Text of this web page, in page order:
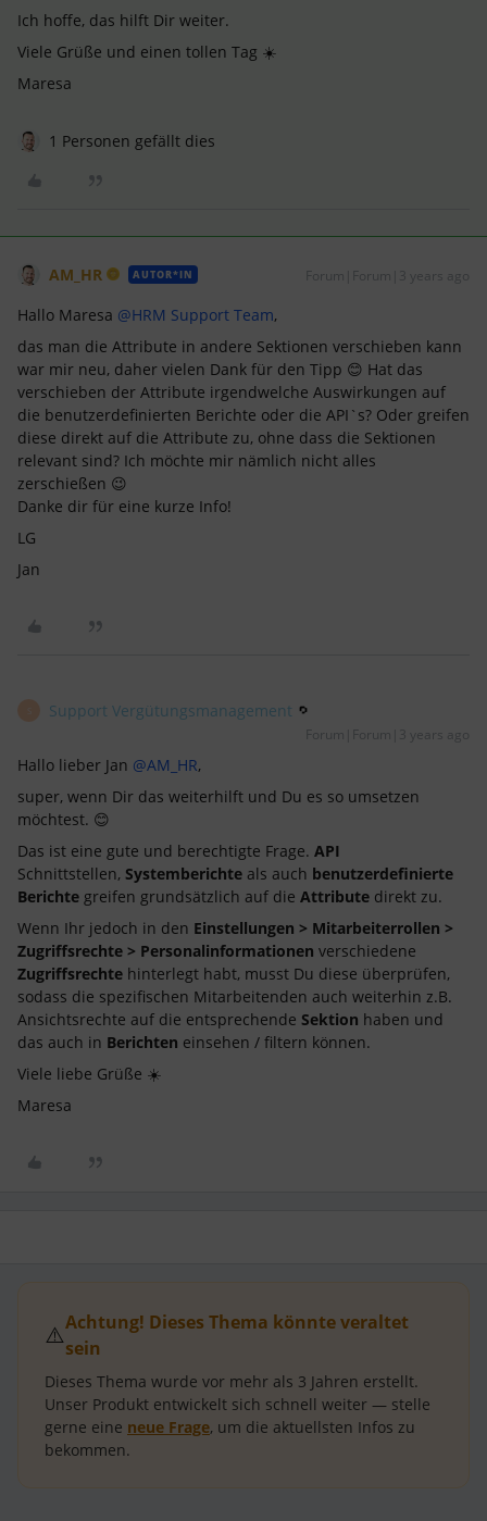
Ich hoffe, das hilft Dir weiter.
Viele Grüße und einen tollen Tag ☀️
Maresa
1 Personen gefällt dies
AM_HR AUTOR*IN Forum|Forum|3 years ago
Hallo Maresa @HRM Support Team,
das man die Attribute in andere Sektionen verschieben kann
war mir neu, daher vielen Dank für den Tipp 😊 Hat das
verschieben der Attribute irgendwelche Auswirkungen auf
die benutzerdefinierten Berichte oder die API`s? Oder greifen
diese direkt auf die Attribute zu, ohne dass die Sektionen
relevant sind? Ich möchte mir nämlich nicht alles
zerschießen 😉
Danke dir für eine kurze Info!
LG
Jan
Support Vergütungsmanagement
Forum|Forum|3 years ago
Hallo lieber Jan @AM_HR,
super, wenn Dir das weiterhilft und Du es so umsetzen
möchtest. 😊
Das ist eine gute und berechtigte Frage. API
Schnittstellen, Systemberichte als auch benutzerdefinierte
Berichte greifen grundsätzlich auf die Attribute direkt zu.
Wenn Ihr jedoch in den Einstellungen > Mitarbeiterrollen >
Zugriffsrechte > Personalinformationen verschiedene
Zugriffsrechte hinterlegt habt, musst Du diese überprüfen,
sodass die spezifischen Mitarbeitenden auch weiterhin z.B.
Ansichtsrechte auf die entsprechende Sektion haben und
das auch in Berichten einsehen / filtern können.
Viele liebe Grüße ☀️
Maresa
⚠️Achtung! Dieses Thema könnte veraltet
sein
Dieses Thema wurde vor mehr als 3 Jahren erstellt.
Unser Produkt entwickelt sich schnell weiter — stelle
gerne eine neue Frage, um die aktuellsten Infos zu
bekommen.